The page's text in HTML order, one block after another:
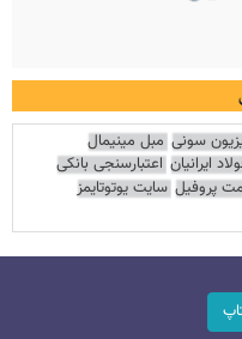
سونی مبل مینیمال
ایرانیان اعتبارسنجی بانکی
پروفیل سایت یوتوتایمز